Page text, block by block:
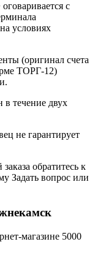
с
условиях
(оригинал счета
ТОРГ-12)
течение двух
не гарантирует
обратитесь к
Задать вопрос или
магазине 5000